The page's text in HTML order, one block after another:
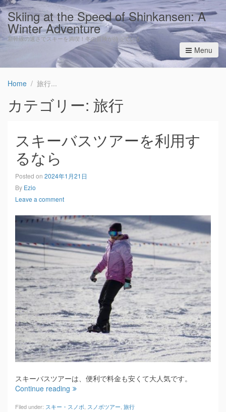
Skiing at the Speed of Shinkansen: A
Winter Adventure
新幹線の速さでスキーを満喫！冬の冒険が待っている
Menu
Home 旅行
カテゴリー: 旅行
スキーバスツアーを利用す
るなら
Posted on 2024年1月21日
By Ezio
Leave a comment
スキーバスツアーは、便利で料金も安くて大人気です。
Continue reading
Filed under: スキー・スノボ スノボツアー 旅行